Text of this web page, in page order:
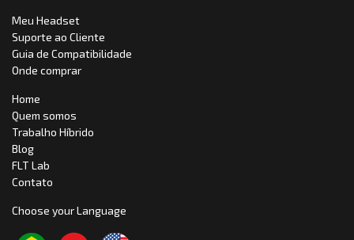
Meu Headset
Suporte ao Cliente
Guia de Compatibilidade
Onde comprar
Home
Quem somos
Trabalho Híbrido
Blog
FLT Lab
Contato
Choose your Language